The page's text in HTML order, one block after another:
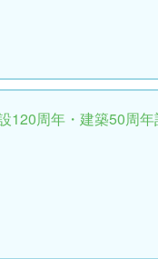
120周年・建築50周年